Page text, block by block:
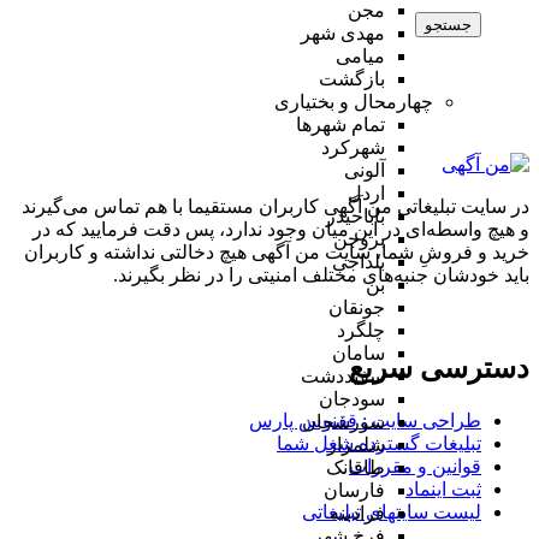
مجن
مهدی شهر
میامی
بازگشت
چهارمحال و بختیاری
تمام شهر‌ها
شهرکرد
آلونی
اردل
باباحیدر
بروجن
بلداجی
بن
جونقان
چلگرد
سامان
سفیددشت
سودجان
سورشجان
شلمزار
طاقانک
فارسان
فرادبنه
جستجو
در سایت تبلیغاتی من آگهی کاربران مستقیما با هم تماس می‌گیرند
و هیچ واسطه‌ای در این میان وجود ندارد، پس دقت فرمایید که در
خرید و فروشِ شما، سایت من آگهی هیچ دخالتی نداشته و کاربران
باید خودشان جنبه‌های مختلف امنیتی را در نظر بگیرند.
دسترسی سریع
طراحی سایت :‌ ققنوس پارس
تبلیغات گسترده شغل شما
قوانین و مقررات
ثبت اینماد
لیست سایتهای تبلیغاتی